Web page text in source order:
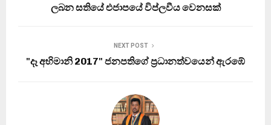
ලබන සතියේ එජාපයේ විප්ලවීය වෙනසක්
NEXT POST
"දෑ අභිමානි 2017" ජනපතිගේ ප්‍රධානත්වයෙන් ඇරඹේ